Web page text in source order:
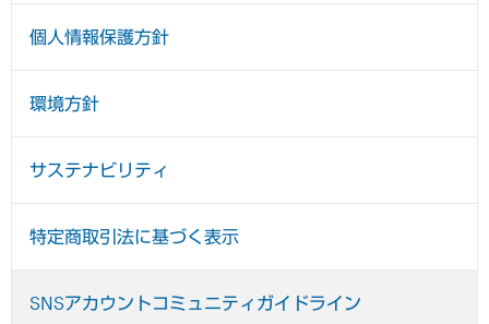
個人情報保護方針
環境方針
サステナビリティ
特定商取引法に基づく表示
SNSアカウントコミュニティガイドライン